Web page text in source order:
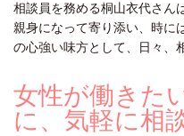
相談員を務める桐山衣代さん
親身になって寄り添い、時に
の心強い味方として、日々、
女性が働きた
に、気軽に相